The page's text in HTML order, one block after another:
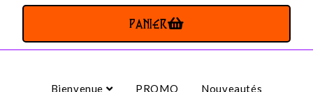
PANIER
Bienvenue PROMO
Nouveautés